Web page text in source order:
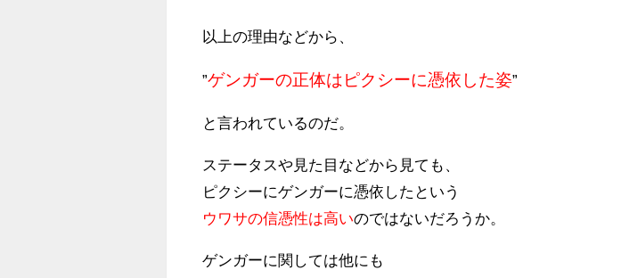
以上の理由などから、
”ゲンガーの正体はピクシーに憑依した姿”
と言われているのだ。
ステータスや見た目などから見ても、
ピクシーにゲンガーに憑依したという
ウワサの信憑性は高いのではないだろうか。
ゲンガーに関しては他にも